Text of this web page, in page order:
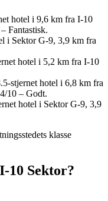
hotel i 9,6 km fra I-10
Fantastisk.
i Sektor G-9, 3,9 km fra
hotel i 5,2 km fra I-10
stjernet hotel i 6,8 km fra
10 – Godt.
hotel i Sektor G-9, 3,9
klasse
10 Sektor?